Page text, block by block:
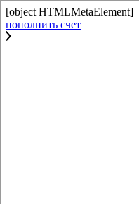
[object HTMLMetaElement]
пополнить счет